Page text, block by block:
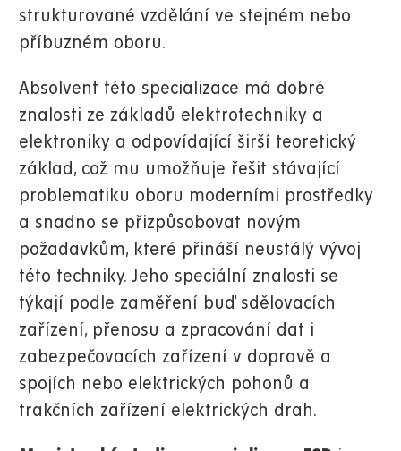
strukturované vzdělání ve stejném nebo
příbuzném oboru.
Absolvent této specializace má dobré
znalosti ze základů elektrotechniky a
elektroniky a odpovídající širší teoretický
základ, což mu umožňuje řešit stávající
problematiku oboru moderními prostředky
a snadno se přizpůsobovat novým
požadavkům, které přináší neustálý vývoj
této techniky. Jeho speciální znalosti se
týkají podle zaměření buď sdělovacích
zařízení, přenosu a zpracování dat i
zabezpečovacích zařízení v dopravě a
spojích nebo elektrických pohonů a
trakčních zařízení elektrických drah.